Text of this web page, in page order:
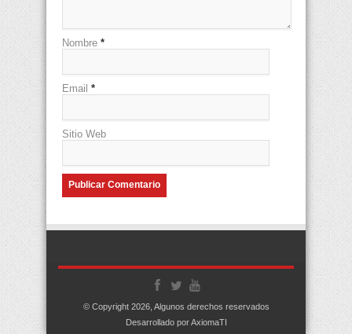
Nombre *
Email *
Sitio Web
© Copyright 2026, Algunos derechos reservados
Desarrollado por AxiomaTI